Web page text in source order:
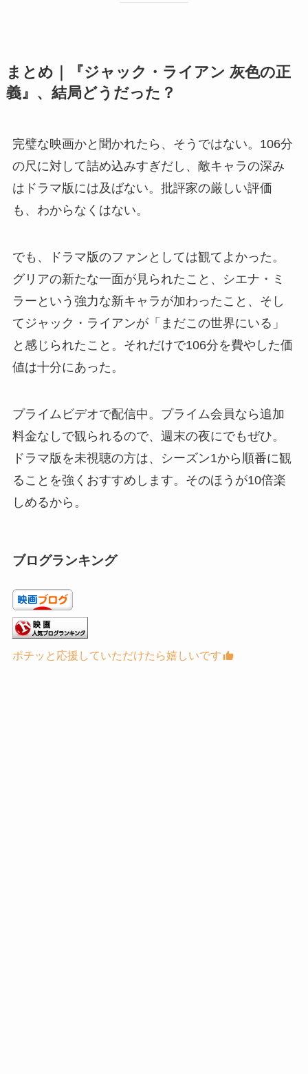
まとめ｜『ジャック・ライアン 灰色の正
義』、結局どうだった？
完璧な映画かと聞かれたら、そうではない。106分
の尺に対して詰め込みすぎだし、敵キャラの深み
はドラマ版には及ばない。批評家の厳しい評価
も、わからなくはない。
でも、ドラマ版のファンとしては観てよかった。
グリアの新たな一面が見られたこと、シエナ・ミ
ラーという強力な新キャラが加わったこと、そし
てジャック・ライアンが「まだこの世界にいる」
と感じられたこと。それだけで106分を費やした価
値は十分にあった。
プライムビデオで配信中。プライム会員なら追加
料金なしで観られるので、週末の夜にでもぜひ。
ドラマ版を未視聴の方は、シーズン1から順番に観
ることを強くおすすめします。そのほうが10倍楽
しめるから。
ブログランキング
ポチッと応援していただけたら嬉しいです